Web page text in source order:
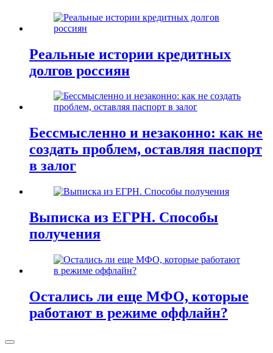
Реальные истории кредитных
долгов россиян
Бессмысленно и незаконно: как не
создать проблем, оставляя паспорт
в залог
Выписка из ЕГРН. Способы
получения
Остались ли еще МФО, которые
работают в режиме оффлайн?